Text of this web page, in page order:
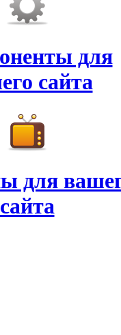
для
сайта
для
сайта